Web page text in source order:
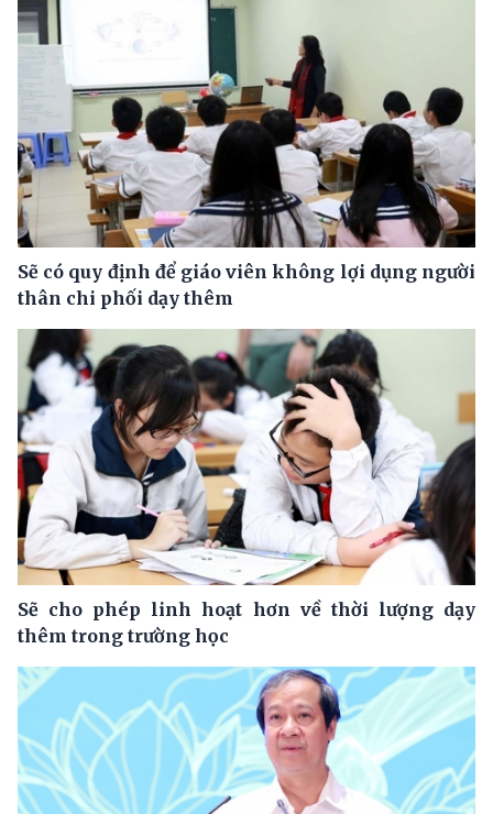
Sẽ có quy định để giáo viên không lợi dụng người
thân chi phối dạy thêm
Sẽ cho phép linh hoạt hơn về thời lượng dạy
thêm trong trường học